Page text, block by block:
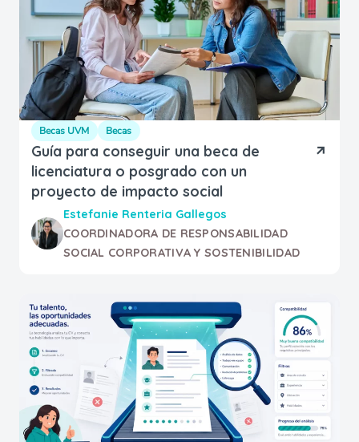
Becas UVM Becas
Guía para conseguir una beca de
licenciatura o posgrado con un
proyecto de impacto social
Estefanie Renteria Gallegos
COORDINADORA DE RESPONSABILIDAD
SOCIAL CORPORATIVA Y SOSTENIBILIDAD